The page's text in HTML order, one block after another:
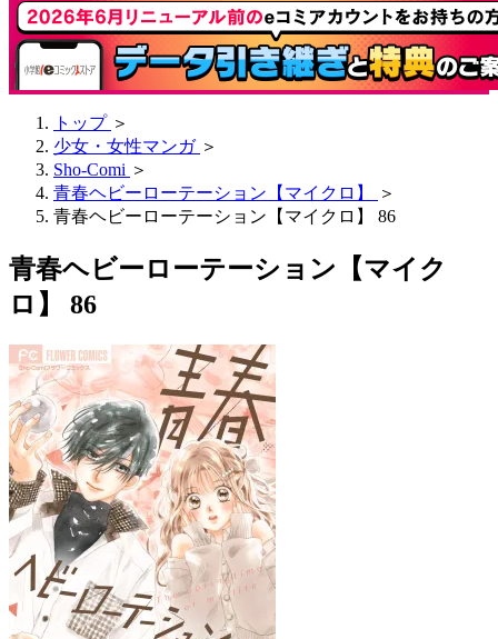
トップ ＞
少女・女性マンガ ＞
Sho-Comi ＞
青春ヘビーローテーション【マイクロ】
＞
青春ヘビーローテーション【マイクロ】 86
青春ヘビーローテーション【マイク
ロ】 86